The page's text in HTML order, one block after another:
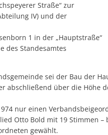
Straße“ zur
IV) und der
1 in der „Hauptstraße“
des Standesamtes
sei der Bau der
abschließend über die Höhe
nur einen
Otto Bold mit 19 Stimmen –
gewählt.